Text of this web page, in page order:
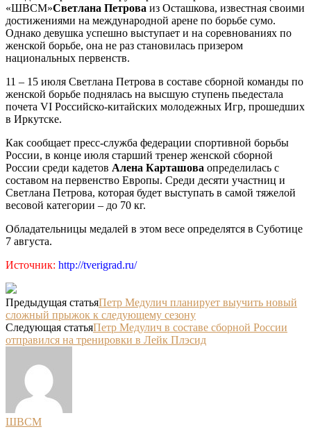
«ШВСМ»Светлана Петрова из Осташкова, известная своими
достижениями на международной арене по борьбе сумо.
Однако девушка успешно выступает и на соревнованиях по
женской борьбе, она не раз становилась призером
национальных первенств.
11 – 15 июля Светлана Петрова в составе сборной команды по
женской борьбе поднялась на высшую ступень пьедестала
почета VI Российско-китайских молодежных Игр, прошедших
в Иркутске.
Как сообщает пресс-служба федерации спортивной борьбы
России, в конце июля старший тренер женской сборной
России среди кадетов Алена Карташова определилась с
составом на первенство Европы. Среди десяти участниц и
Светлана Петрова, которая будет выступать в самой тяжелой
весовой категории – до 70 кг.
Обладательницы медалей в этом весе определятся в Суботице
7 августа.
Источник: http://tverigrad.ru/
Предыдущая статьяПетр Медулич планирует выучить новый
сложный прыжок к следующему сезону
Следующая статьяПетр Медулич в составе сборной России
отправился на тренировки в Лейк Плэсид
ШВСМ